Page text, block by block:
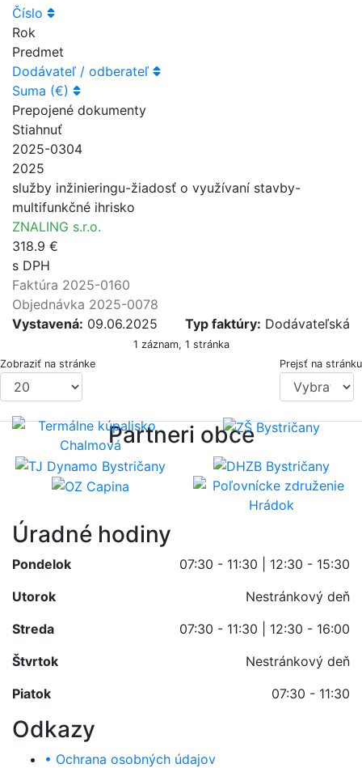
Číslo
Rok
Predmet
Dodávateľ / odberateľ
Suma (€)
Prepojené dokumenty
Stiahnuť
2025-0304
2025
služby inžinieringu-žiadosť o využívaní stavby-
multifunkčné ihrisko
ZNALING s.r.o.
318.9 €
s DPH
Faktúra 2025-0160
Objednávka 2025-0078
Vystavená: 09.06.2025 Typ faktúry: Dodávateľská
1 záznam, 1 stránka
Zobraziť na stránke
Prejsť na stránku
Partneri obce
Úradné hodiny
Pondelok
07:30 - 11:30 | 12:30 - 15:30
Utorok
Nestránkový deň
Streda
07:30 - 11:30 | 12:30 - 16:00
Štvrtok
Nestránkový deň
Piatok
07:30 - 11:30
Odkazy
• Ochrana osobných údajov